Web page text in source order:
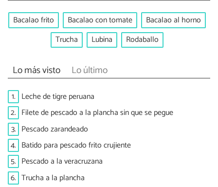
Bacalao frito Bacalao con tomate
Bacalao al horno
Trucha
Lubina Rodaballo
Lo más visto Lo último
1. Leche de tigre peruana
2. Filete de pescado a la plancha sin que se pegue
3. Pescado zarandeado
4. Batido para pescado frito crujiente
5. Pescado a la veracruzana
6. Trucha a la plancha